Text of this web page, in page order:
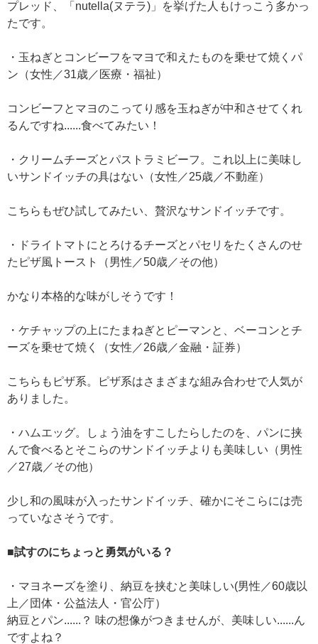
プレッド、「nutella(ヌテラ)」を挙げた人もけっこう多かっ
たです。
・玉ねぎとコンビーフをマヨで和えたものを乗せて焼くパ
ン（女性／31歳／医療・福祉）
コンビーフとマヨのこってり感を玉ねぎが中和させてくれ
るんですね......食べてみたい！
・クリームチーズとパストラミビーフ。これ以上に美味し
いサンドイッチの具はない（女性／25歳／不動産）
こちらもぜひ試してみたい、贅沢なサンドイッチです。
・ドライトマトにとろけるチーズとパセリをたくさんのせ
たピザ風トースト（男性／50歳／その他）
かなり本格的な味がしそうです！
・ケチャップの上にたまねぎとピーマンと、ベーコンとチ
ーズを乗せて焼く（女性／26歳／金融・証券）
こちらもピザ系。ピザ系はさまざまな組み合わせで人気が
ありました。
・ハムエッグ。しょう油をすこしたらしたのを、パンに挟
んで食べるとそこらのサンドイッチよりも美味しい（男性
／27歳／その他）
少し和の風味が入ったサンドイッチ、確かにそこらには売
っていなさそうです。
■試すのにちょっと勇気がいる？
・マヨネーズを塗り、納豆を挟むと美味しい(男性／60歳以
上／団体・公益法人・官公庁）
納豆とパン......？ 味の想像がつきませんが、美味しい......ん
ですよね？